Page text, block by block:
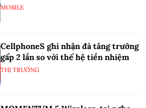
MOBILE
CellphoneS ghi nhận đà tăng trưởng
gấp 2 lần so với thế hệ tiền nhiệm
THỊ TRƯỜNG